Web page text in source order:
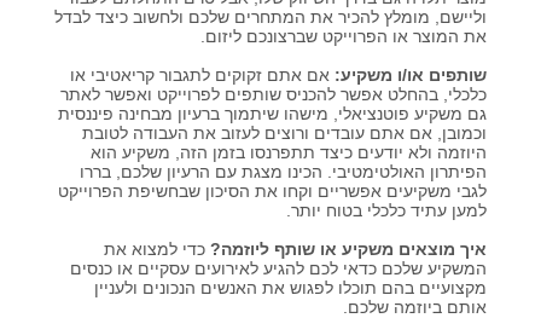
וליישם, מומלץ להכיר את המתחרים שלכם ולחשוב כיצד לבדל
את המוצר או הפרוייקט שברצונכם ליזום.
שותפים או/ו משקיע: אם אתם זקוקים לתגבור קריאטיבי או
כלכלי, בהחלט אפשר להכניס שותפים לפרוייקט ואפשר לאתר
גם משקיע פוטנציאלי, מישהו שיתמוך ברעיון מבחינה פיננסית
וכמובן, אם אתם עובדים ורוצים לעזוב את העבודה לטובת
היוזמה ולא יודעים כיצד תתפרנסו בזמן הזה, משקיע הוא
הפיתרון האולטימטיבי. הכינו מצגת עם הרעיון שלכם, בררו
לגבי משקיעים אפשריים וקחו את הסיכון שבחשיפת הפרוייקט
למען עתיד כלכלי בטוח יותר.
איך מוצאים משקיע או שותף ליוזמה?כדי למצוא את
המשקיע שלכם כדאי לכם להגיע לאירועים עסקיים או כנסים
מקצועיים בהם תוכלו לפגוש את האנשים הנכונים ולעניין
אותם ביוזמה שלכם.